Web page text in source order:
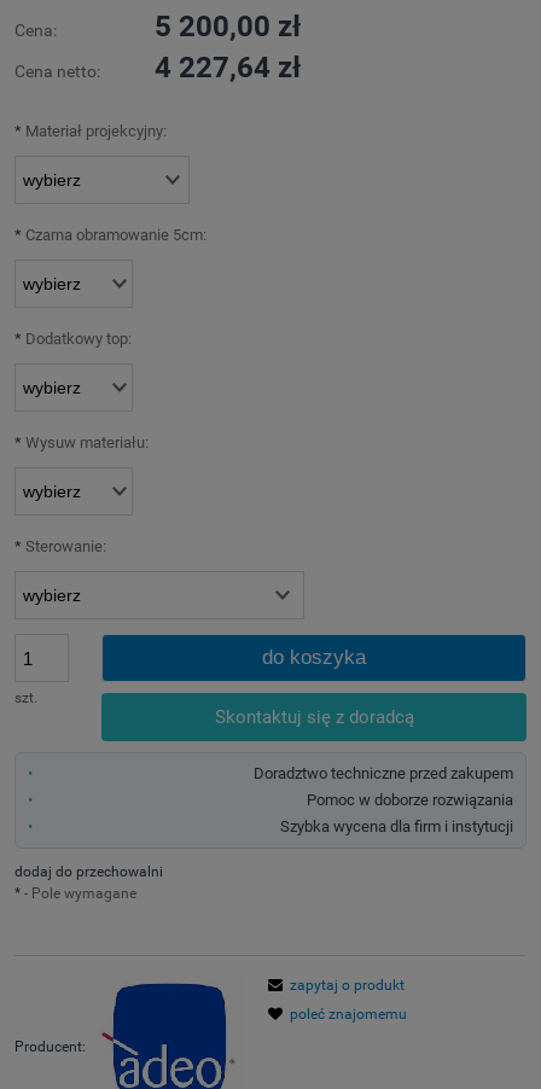
Cena: 5 200,00 zł
Cena netto: 4 227,64 zł
* Materiał projekcyjny:
* Czarna obramowanie 5cm:
* Dodatkowy top:
* Wysuw materiału:
* Sterowanie:
szt.
do koszyka
Skontaktuj się z doradcą
Doradztwo techniczne przed zakupem
Pomoc w doborze rozwiązania
Szybka wycena dla firm i instytucji
dodaj do przechowalni
* - Pole wymagane
Producent:
zapytaj o produkt
poleć znajomemu